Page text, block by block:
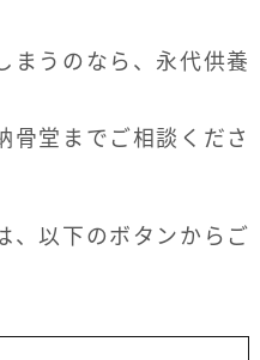
うのなら、永代供養
骨堂までご相談くださ
、以下のボタンからご